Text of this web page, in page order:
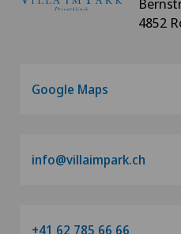
4852
Google Maps
info@villaimpark.ch
+41 62 785 66 66